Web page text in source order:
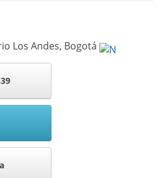
Los Andes, Bogotá